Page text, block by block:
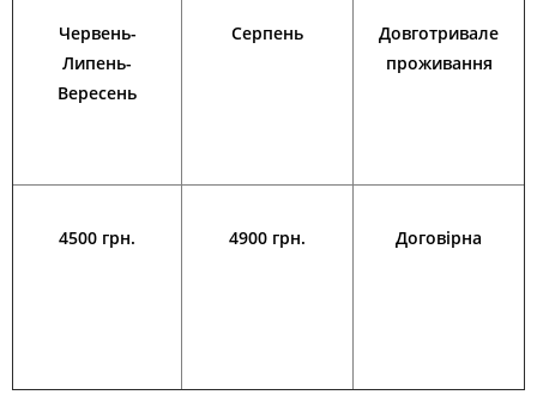
Червень-
Липень-
Вересень
Серпень
Довготривале
проживання
4500 грн. 4900 грн. Договірна